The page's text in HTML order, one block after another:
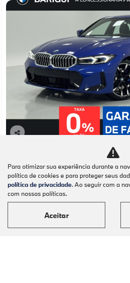
lhe
BMW
BMW 320I 2.0 16V
AUTOMATICO
BMW Barigüi -
0 km
Para otimizar sua experiência durante a
política de cookies e para proteger seus
política de privacidade. Ao seguir com a
com nossas políticas.
Aceitar